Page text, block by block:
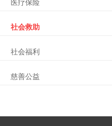
医疗保险
社会救助
社会福利
慈善公益